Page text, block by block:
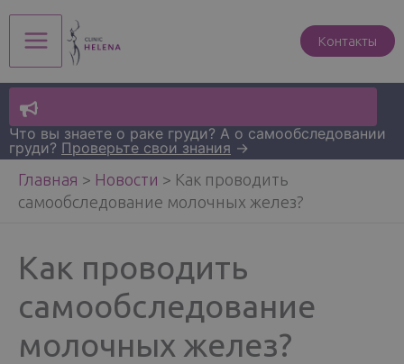
Перейти
содержимому
Main
Menu
Контакты
Что вы знаете о раке груди? А о самообследовании
груди? Проверьте свои знания →
Главная > Новости > Как проводить
самообследование молочных желез?
Как проводить
самообследование
молочных желез?